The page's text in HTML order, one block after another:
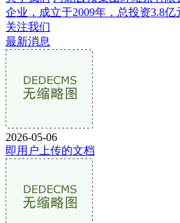
企业，成立于2009年，总投资3.8亿
关注我们
最新消息
2026-05-06
即用户上传的文档